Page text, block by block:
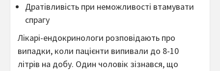
Дратівливість при неможливості втамувати
спрагу
Лікарі-ендокринологи розповідають про
випадки, коли пацієнти випивали до 8-10
літрів на добу. Один чоловік зізнався, що